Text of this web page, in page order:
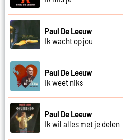
Paul De Leeuw
Ik wacht op jou
Paul De Leeuw
Ik weet niks
Paul De Leeuw
Ik wil alles met je delen